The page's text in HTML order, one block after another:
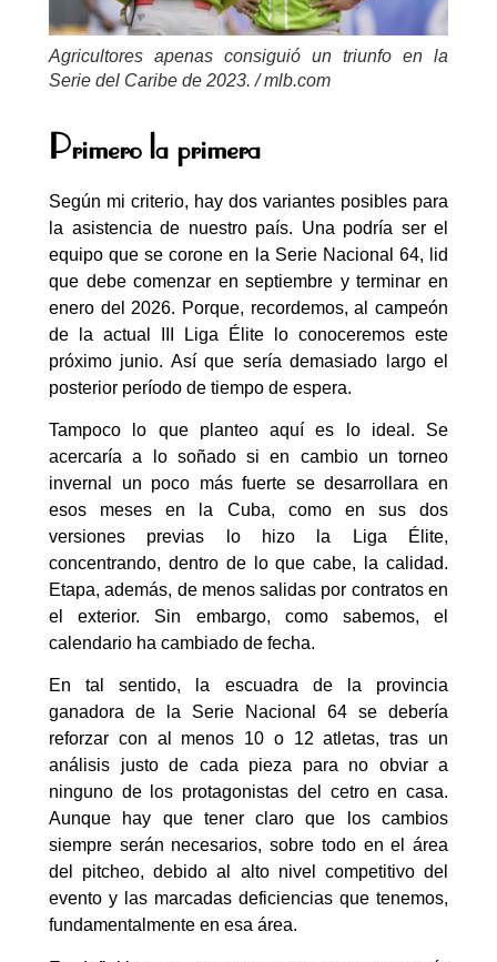
Agricultores apenas consiguió un triunfo en la
Serie del Caribe de 2023. / mlb.com
Primero la primera
Según mi criterio, hay dos variantes posibles para
la asistencia de nuestro país. Una podría ser el
equipo que se corone en la Serie Nacional 64, lid
que debe comenzar en septiembre y terminar en
enero del 2026. Porque, recordemos, al campeón
de la actual III Liga Élite lo conoceremos este
próximo junio. Así que sería demasiado largo el
posterior período de tiempo de espera.
Tampoco lo que planteo aquí es lo ideal. Se
acercaría a lo soñado si en cambio un torneo
invernal un poco más fuerte se desarrollara en
esos meses en la Cuba, como en sus dos
versiones previas lo hizo la Liga Élite,
concentrando, dentro de lo que cabe, la calidad.
Etapa, además, de menos salidas por contratos en
el exterior. Sin embargo, como sabemos, el
calendario ha cambiado de fecha.
En tal sentido, la escuadra de la provincia
ganadora de la Serie Nacional 64 se debería
reforzar con al menos 10 o 12 atletas, tras un
análisis justo de cada pieza para no obviar a
ninguno de los protagonistas del cetro en casa.
Aunque hay que tener claro que los cambios
siempre serán necesarios, sobre todo en el área
del pitcheo, debido al alto nivel competitivo del
evento y las marcadas deficiencias que tenemos,
fundamentalmente en esa área.